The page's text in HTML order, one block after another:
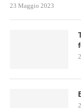
23 Maggio 2023